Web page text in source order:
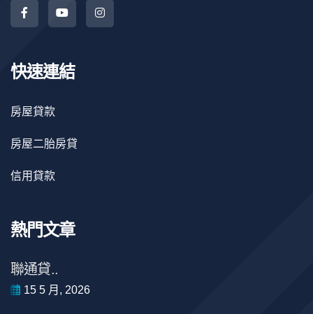
快速連結
房屋貸款
房屋二胎房貸
信用貸款
熱門文章
聯通貸..
15 5 月, 2026